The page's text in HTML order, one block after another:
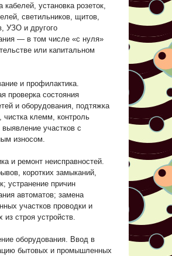
кабелей, установка розеток,
светильников, щитов,
УЗО и другого
— в том числе «с нуля»
или капитальном
и профилактика.
проверка состояния
и оборудования, подтяжка
чистка клемм, контроль
выявление участков с
износом.
и ремонт неисправностей.
коротких замыканий,
устранение причин
автоматов; замена
участков проводки и
строя устройств.
оборудования. Ввод в
бытовых и промышленных